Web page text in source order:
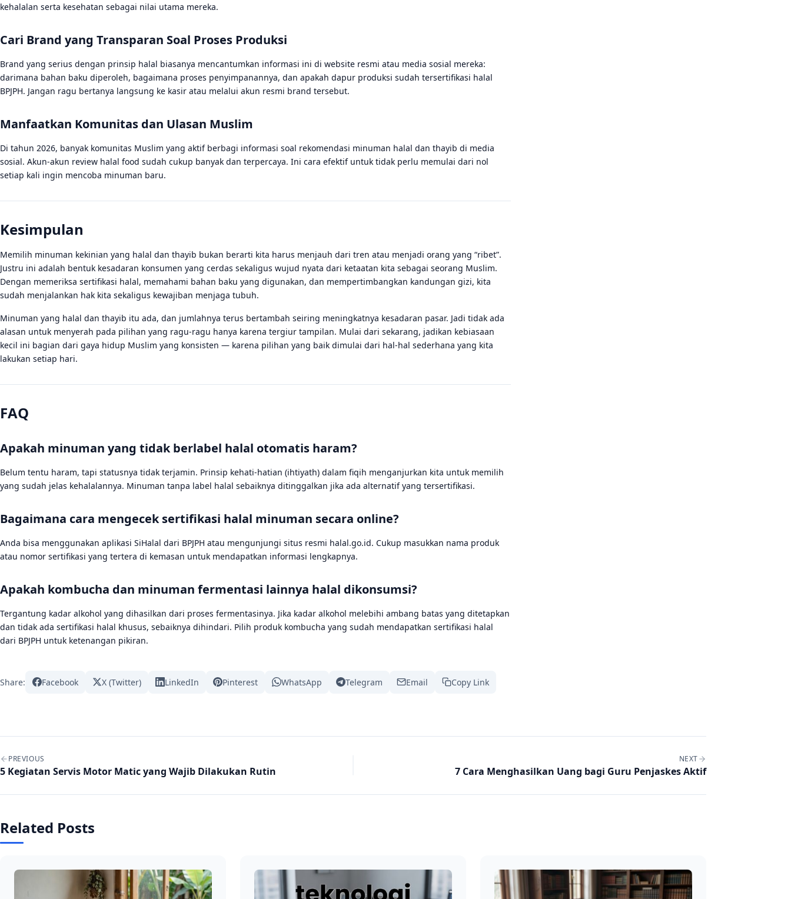
kehalalan serta kesehatan sebagai nilai utama mereka.
Cari Brand yang Transparan Soal Proses Produksi
Brand yang serius dengan prinsip halal biasanya mencantumkan informasi ini di website resmi atau media sosial mereka:
darimana bahan baku diperoleh, bagaimana proses penyimpanannya, dan apakah dapur produksi sudah tersertifikasi halal
BPJPH. Jangan ragu bertanya langsung ke kasir atau melalui akun resmi brand tersebut.
Manfaatkan Komunitas dan Ulasan Muslim
Di tahun 2026, banyak komunitas Muslim yang aktif berbagi informasi soal rekomendasi minuman halal dan thayib di media
sosial. Akun-akun review halal food sudah cukup banyak dan terpercaya. Ini cara efektif untuk tidak perlu memulai dari nol
setiap kali ingin mencoba minuman baru.
Kesimpulan
Memilih minuman kekinian yang halal dan thayib bukan berarti kita harus menjauh dari tren atau menjadi orang yang “ribet”.
Justru ini adalah bentuk kesadaran konsumen yang cerdas sekaligus wujud nyata dari ketaatan kita sebagai seorang Muslim.
Dengan memeriksa sertifikasi halal, memahami bahan baku yang digunakan, dan mempertimbangkan kandungan gizi, kita
sudah menjalankan hak kita sekaligus kewajiban menjaga tubuh.
Minuman yang halal dan thayib itu ada, dan jumlahnya terus bertambah seiring meningkatnya kesadaran pasar. Jadi tidak ada
alasan untuk menyerah pada pilihan yang ragu-ragu hanya karena tergiur tampilan. Mulai dari sekarang, jadikan kebiasaan
kecil ini bagian dari gaya hidup Muslim yang konsisten — karena pilihan yang baik dimulai dari hal-hal sederhana yang kita
lakukan setiap hari.
FAQ
Apakah minuman yang tidak berlabel halal otomatis haram?
Belum tentu haram, tapi statusnya tidak terjamin. Prinsip kehati-hatian (ihtiyath) dalam fiqih menganjurkan kita untuk memilih
yang sudah jelas kehalalannya. Minuman tanpa label halal sebaiknya ditinggalkan jika ada alternatif yang tersertifikasi.
Bagaimana cara mengecek sertifikasi halal minuman secara online?
Anda bisa menggunakan aplikasi SiHalal dari BPJPH atau mengunjungi situs resmi halal.go.id. Cukup masukkan nama produk
atau nomor sertifikasi yang tertera di kemasan untuk mendapatkan informasi lengkapnya.
Apakah kombucha dan minuman fermentasi lainnya halal dikonsumsi?
Tergantung kadar alkohol yang dihasilkan dari proses fermentasinya. Jika kadar alkohol melebihi ambang batas yang ditetapkan
dan tidak ada sertifikasi halal khusus, sebaiknya dihindari. Pilih produk kombucha yang sudah mendapatkan sertifikasi halal
dari BPJPH untuk ketenangan pikiran.
Share: Facebook X (Twitter) LinkedIn Pinterest WhatsApp Telegram Email Copy Link
Post navigation
PREVIOUS
5 Kegiatan Servis Motor Matic yang Wajib Dilakukan Rutin
NEXT
7 Cara Menghasilkan Uang bagi Guru Penjaskes Aktif
Related Posts